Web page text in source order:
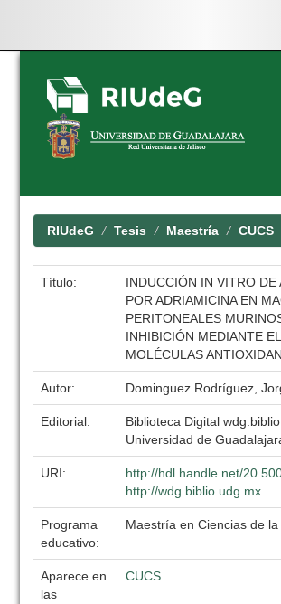
Skip
navigation
RIUdeG Tesis Maestría CUCS
Título:
INDUCCIÓN IN VITRO DE
POR ADRIAMICINA EN
PERITONEALES
INHIBICIÓN MEDIANTE
MOLÉCULAS
Autor: Dominguez Rodríguez,
Editorial:
Biblioteca Digital wdg.biblio
Universidad de
URI:
http://hdl.handle.net/
http://wdg.biblio.udg.mx
Programa
educativo:
Maestría en Ciencias de
Aparece en
las
CUCS